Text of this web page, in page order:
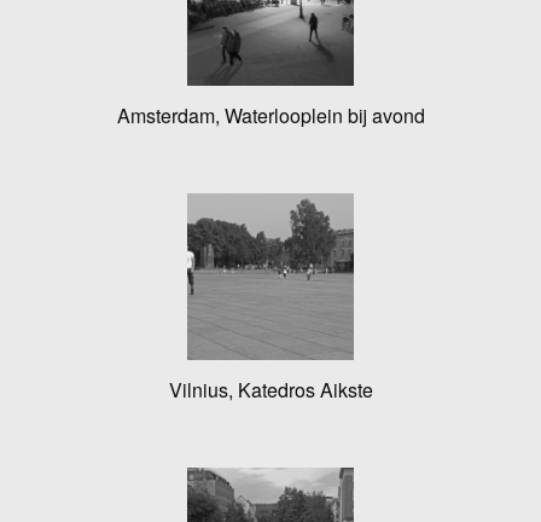
Amsterdam, Waterlooplein bij avond
Vilnius, Katedros Aikste